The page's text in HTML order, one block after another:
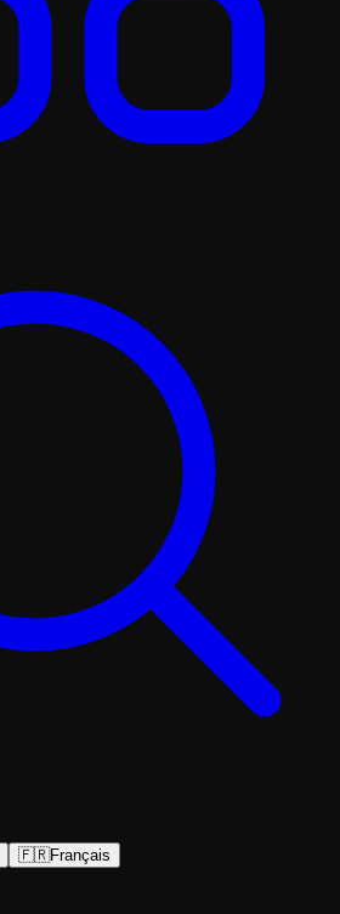
🇫🇷Français